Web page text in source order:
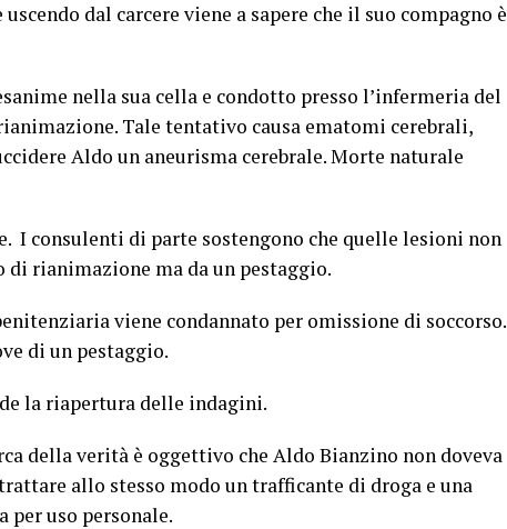
dal carcere viene a sapere che il suo compagno è
nella sua cella e condotto presso l’infermeria del
Tale tentativo causa ematomi cerebrali,
Aldo un aneurisma cerebrale. Morte naturale
I consulenti di parte sostengono che quelle lesioni non
di rianimazione ma da un pestaggio.
viene condannato per omissione di soccorso.
di un pestaggio.
la riapertura delle indagini.
della verità è oggettivo che Aldo Bianzino non doveva
allo stesso modo un trafficante di droga e una
per uso personale.